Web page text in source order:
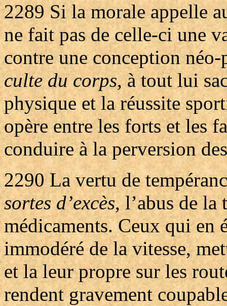
2289 Si la morale appelle
ne fait pas de celle-ci une
contre une conception
culte du corps, à tout lui
physique et la réussite
opère entre les forts et les
conduire à la perversion
2290 La vertu de
sortes d’excès, l’abus de la
médicaments. Ceux qui en
immodéré de la vitesse,
et la leur propre sur les
rendent gravement